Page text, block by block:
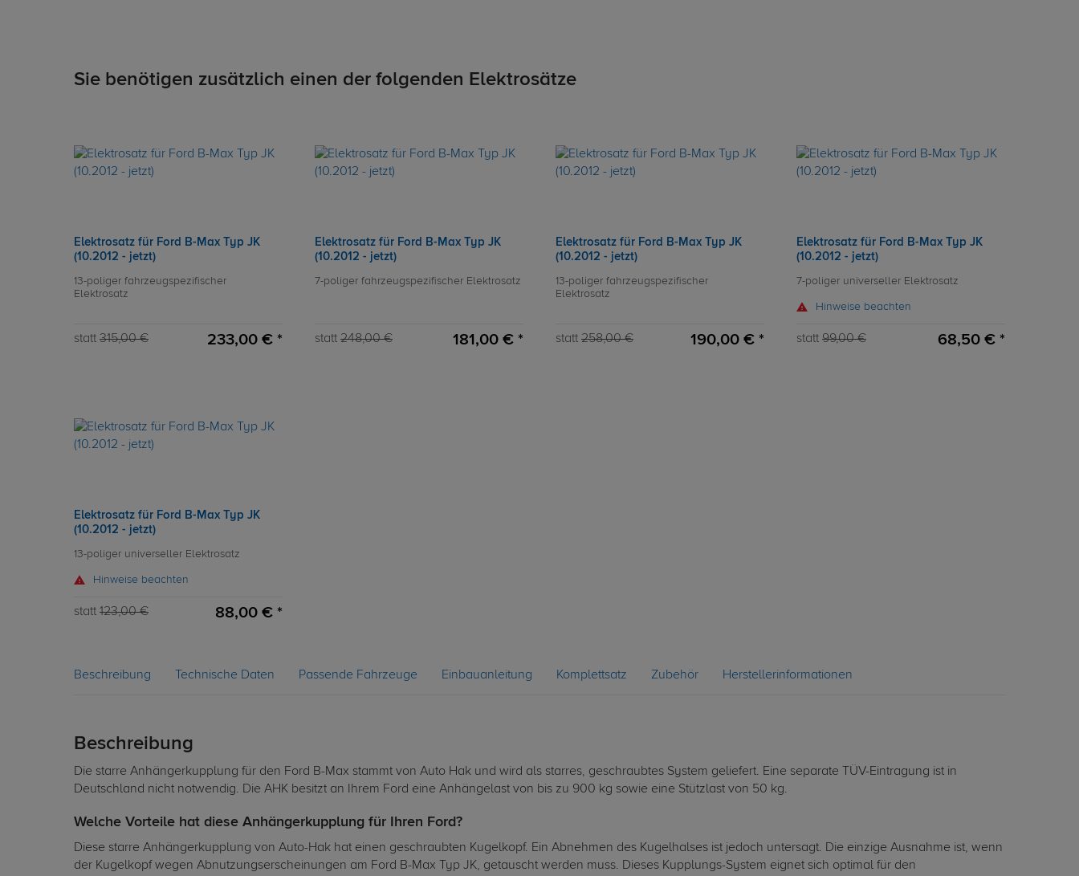
Sie benötigen zusätzlich einen der folgenden Elektrosätze
Elektrosatz für Ford B-Max Typ JK
(10.2012 - jetzt)
13-poliger fahrzeugspezifischer
Elektrosatz
statt 315,00 € 233,00 € *
Elektrosatz für Ford B-Max Typ JK
(10.2012 - jetzt)
7-poliger fahrzeugspezifischer Elektrosatz
statt 248,00 € 181,00 € *
Elektrosatz für Ford B-Max Typ JK
(10.2012 - jetzt)
13-poliger fahrzeugspezifischer
Elektrosatz
statt 258,00 € 190,00 € *
Elektrosatz für Ford B-Max Typ JK
(10.2012 - jetzt)
7-poliger universeller Elektrosatz
Hinweise beachten
statt 99,00 € 68,50 € *
Elektrosatz für Ford B-Max Typ JK
(10.2012 - jetzt)
13-poliger universeller Elektrosatz
Hinweise beachten
statt 123,00 € 88,00 € *
Beschreibung Technische Daten Passende Fahrzeuge Einbauanleitung Komplettsatz Zubehör Herstellerinformationen
Beschreibung
Die starre Anhängerkupplung für den Ford B-Max stammt von Auto Hak und wird als starres, geschraubtes System geliefert. Eine separate TÜV-Eintragung ist in
Deutschland nicht notwendig. Die AHK besitzt an Ihrem Ford eine Anhängelast von bis zu 900 kg sowie eine Stützlast von 50 kg.
Welche Vorteile hat diese Anhängerkupplung für Ihren Ford?
Diese starre Anhängerkupplung von Auto-Hak hat einen geschraubten Kugelkopf. Ein Abnehmen des Kugelhalses ist jedoch untersagt. Die einzige Ausnahme ist, wenn
der Kugelkopf wegen Abnutzungserscheinungen am Ford B-Max Typ JK, getauscht werden muss. Dieses Kupplungs-System eignet sich optimal für den